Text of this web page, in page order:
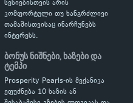
სესიებისთვის არის
კომფორტული თუ ხანგრძლივი
თამაშისთვისაც ინარჩუნებს
ინტერესს.
ბონუს ნიშნები, ხაზები და
ტემპი
Prosperity Pearls-ის მექანიკა
ეფუძნება 10 ხაზის ან